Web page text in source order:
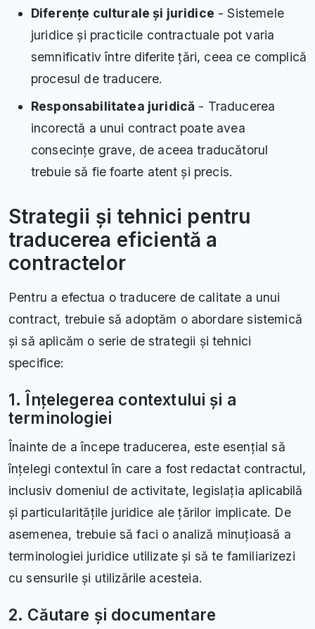
Diferențe culturale și juridice - Sistemele
juridice și practicile contractuale pot varia
semnificativ între diferite țări, ceea ce complică
procesul de traducere.
Responsabilitatea juridică - Traducerea
incorectă a unui contract poate avea
consecințe grave, de aceea traducătorul
trebuie să fie foarte atent și precis.
Strategii și tehnici pentru
traducerea eficientă a
contractelor
Pentru a efectua o traducere de calitate a unui
contract, trebuie să adoptăm o abordare sistemică
și să aplicăm o serie de strategii și tehnici
specifice:
1. Înțelegerea contextului și a
terminologiei
Înainte de a începe traducerea, este esențial să
înțelegi contextul în care a fost redactat contractul,
inclusiv domeniul de activitate, legislația aplicabilă
și particularitățile juridice ale țărilor implicate. De
asemenea, trebuie să faci o analiză minuțioasă a
terminologiei juridice utilizate și să te familiarizezi
cu sensurile și utilizările acesteia.
2. Căutare și documentare